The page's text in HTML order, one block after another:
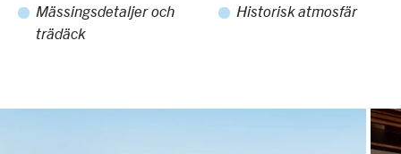
Mässingsdetaljer och
trädäck
Historisk atmosfär